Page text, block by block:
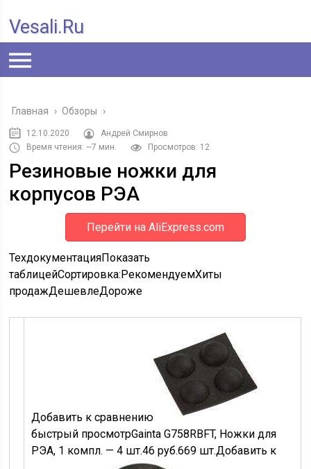
Vesali.ru
Главная › Обзоры ›
12.10.2020
Андрей Смирнов
Время чтения: ~7 мин.
Просмотров: 12
Резиновые ножки для
корпусов РЭА
Перейти на AliExpress.com
ТехдокументацияПоказать
таблицейСортировка:РекомендуемХиты
продажДешевлеДороже
Добавить к сравнению
быстрый просмотрGainta G758RBFT, Ножки для
РЭА, 1 компл. — 4 шт.46 руб.669 шт.Добавить к